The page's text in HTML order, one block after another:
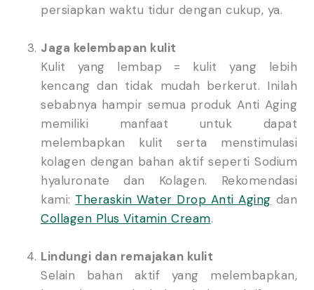
persiapkan waktu tidur dengan cukup, ya.
Jaga kelembapan kulit
Kulit yang lembap = kulit yang lebih
kencang dan tidak mudah berkerut. Inilah
sebabnya hampir semua produk Anti Aging
memiliki manfaat untuk dapat
melembapkan kulit serta menstimulasi
kolagen dengan bahan aktif seperti Sodium
hyaluronate dan Kolagen. Rekomendasi
kami: Theraskin Water Drop Anti Aging dan
Collagen Plus Vitamin Cream.
Lindungi dan remajakan kulit
Selain bahan aktif yang melembapkan,